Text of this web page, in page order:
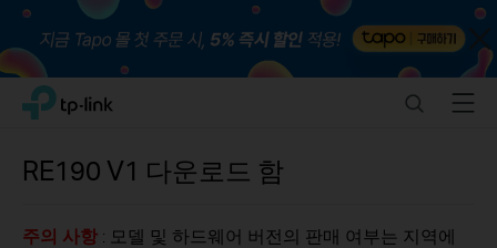
Click
navigation
TP-Link, Reliably Smart SearchMenu
RE190 V1 다운로드 함
주의 사항 : 모델 및 하드웨어 버전의 판매 여부는 지역에